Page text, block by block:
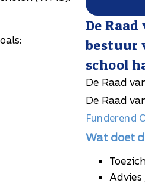
Mail naar:
De
bestuur
school
De Raad
De Raad
Funderend
Wat doet